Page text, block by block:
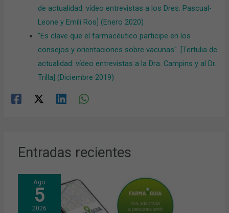
de actualidad: vídeo entrevistas a los Dres. Pascual-
Leone y Emili Ros] (Enero 2020)
"Es clave que el farmacéutico participe en los
consejos y orientaciones sobre vacunas". [Tertulia de
actualidad: vídeo entrevistas a la Dra. Campins y al Dr.
Trilla] (Diciembre 2019)
Entradas recientes
Ago
5
2026